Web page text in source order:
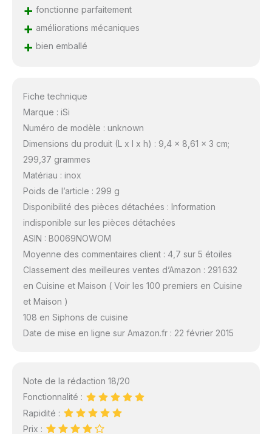
+ fonctionne parfaitement
+ améliorations mécaniques
+ bien emballé
Fiche technique
Marque : iSi
Numéro de modèle : unknown
Dimensions du produit (L x l x h) : 9,4 x 8,61 x 3 cm;
299,37 grammes
Matériau : inox
Poids de l’article : 299 g
Disponibilité des pièces détachées : Information
indisponible sur les pièces détachées
ASIN : B0069NOWOM
Moyenne des commentaires client : 4,7 sur 5 étoiles
Classement des meilleures ventes d’Amazon : 291 632
en Cuisine et Maison ( Voir les 100 premiers en Cuisine
et Maison )
108 en Siphons de cuisine
Date de mise en ligne sur Amazon.fr : 22 février 2015
Note de la rédaction 18/20
Fonctionnalité :
Rapidité :
Prix :